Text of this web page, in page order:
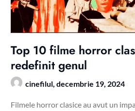
Top 10 filme horror
redefinit genul
cinefilul,decembrie 19, 2024
Filmele horror clasice au avut un